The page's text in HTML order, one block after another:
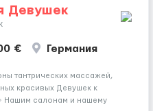
Девушек
€ Германия
тантрических массажей,
красивых Девушек к
Нашим салонам и нашему